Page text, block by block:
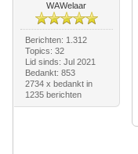
WAWelaar
Berichten: 1.312
Topics: 32
Lid sinds: Jul 2021
Bedankt: 853
2734 x bedankt in
1235 berichten